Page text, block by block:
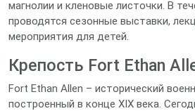
магнолии и кленовые листочки. В
проводятся сезонные выставки,
мероприятия для детей.
Крепость Fort Ethan
Fort Ethan Allen – исторический
построенный в конце XIX века.